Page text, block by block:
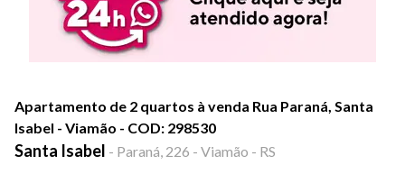
Apartamento de 2 quartos à venda Rua Paraná, Santa
Isabel - Viamão - COD: 298530
Santa Isabel - Paraná, 226 - Viamão - RS